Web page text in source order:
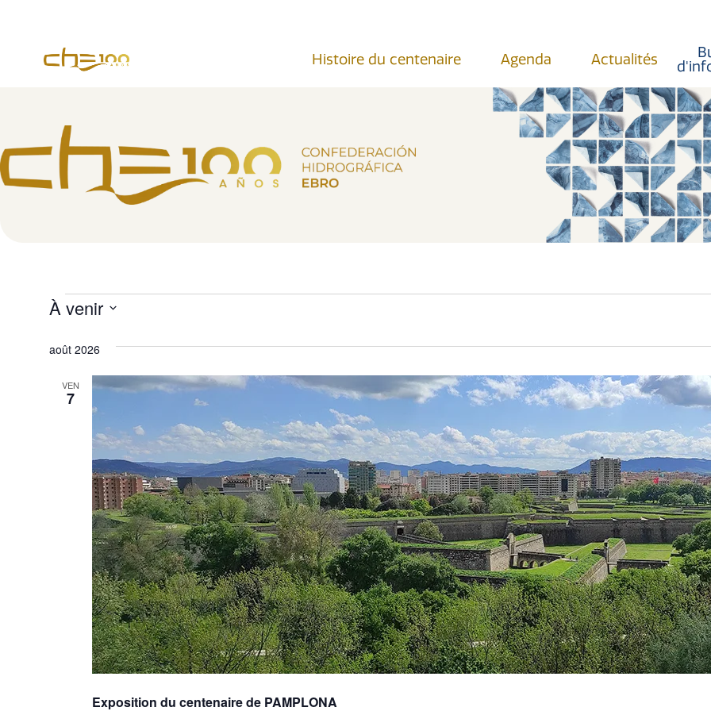
Histoire du centenaire Agenda Actualités
À venir
date.
août 2026
VEN
7
Exposition du centenaire de PAMPLONA